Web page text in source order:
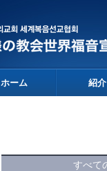
ホーム 紹介
すべて